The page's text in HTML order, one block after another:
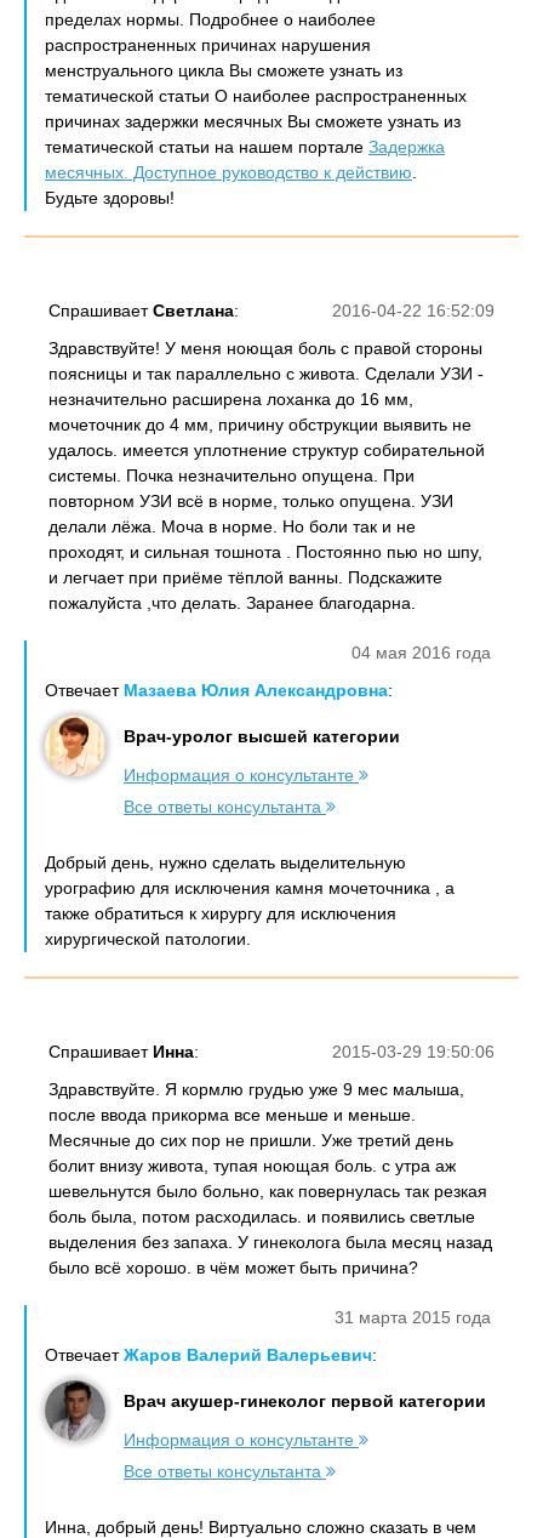
пределах нормы. Подробнее о наиболее
распространенных причинах нарушения
менструального цикла Вы сможете узнать из
тематической статьи О наиболее распространенных
причинах задержки месячных Вы сможете узнать из
тематической статьи на нашем портале Задержка
месячных. Доступное руководство к действию
Будьте здоровы!
2016-04-22 16:52:09
СпрашиваетСветлана:
Здравствуйте! У меня ноющая боль с правой стороны
поясницы и так параллельно с живота. Сделали УЗИ -
незначительно расширена лоханка до 16 мм,
мочеточник до 4 мм, причину обструкции выявить не
удалось. имеется уплотнение структур собирательной
системы. Почка незначительно опущена. При
повторном УЗИ всё в норме, только опущена. УЗИ
делали лёжа. Моча в норме. Но боли так и не
проходят, и сильная тошнота . Постоянно пью но шпу,
и легчает при приёме тёплой ванны. Подскажите
пожалуйста ,что делать. Заранее благодарна.
04 мая 2016 года
Отвечает Мазаева Юлия Александровна:
Врач-уролог высшей категории
Информация о консультанте
Все ответы консультанта
Добрый день, нужно сделать выделительную
урографию для исключения камня мочеточника , а
также обратиться к хирургу для исключения
хирургической патологии.
2015-03-29 19:50:06
Спрашивает Инна:
Здравствуйте. Я кормлю грудью уже 9 мес малыша,
после ввода прикорма все меньше и меньше.
Месячные до сих пор не пришли. Уже третий день
болит внизу живота, тупая ноющая боль. с утра аж
шевельнутся было больно, как повернулась так резкая
боль была, потом расходилась. и появились светлые
выделения без запаха. У гинеколога была месяц назад
было всё хорошо. в чём может быть причина?
31 марта 2015 года
ОтвечаетЖаров Валерий Валерьевич:
Врач акушер-гинеколог первой категории
Информация о консультанте
Все ответы консультанта
Инна, добрый день! Виртуально сложно сказать в чем